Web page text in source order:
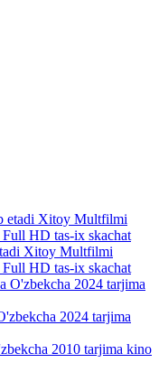
Xitoy Multfilmi
HD tas-ix skachat
2024 tarjima